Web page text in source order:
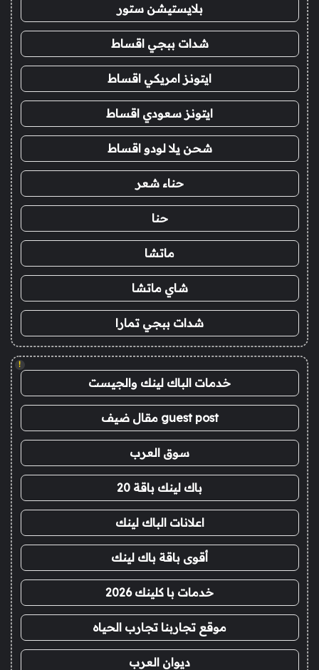
بلايستيشن ستور
شدات ببجي اقساط
ايتونز امريكي اقساط
ايتونز سعودي اقساط
شحن يلا لودو اقساط
حناء شعر
حنا
ماتشا
شاي ماتشا
شدات ببجي تمارا
!
خدمات الباك لينك والجيست
guest post مقال ضيف
سوق العرب
باك لينك باقة 20
اعلانات الباك لينك
أقوى باقة باك لينك
خدمات با كلينك 2026
موقع تجاربنا تجارب الحياه
ديوان العرب